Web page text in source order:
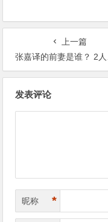
上一篇
张嘉译的前妻是谁？ 2人离婚真相是什么【365娱乐资讯网】
发表评论
昵称 *